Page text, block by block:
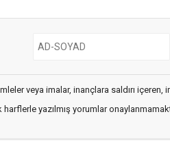
veya imalar, inançlara saldırı içeren,
yazılmış yorumlar